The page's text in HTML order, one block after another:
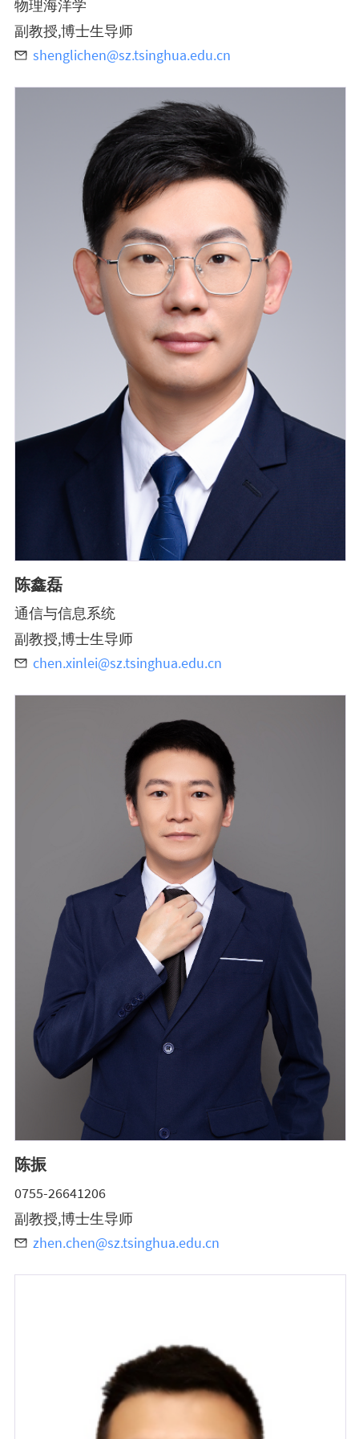
物理海洋学
副教授,博士生导师
shenglichen@sz.tsinghua.edu.cn
陈鑫磊
通信与信息系统
副教授,博士生导师
chen.xinlei@sz.tsinghua.edu.cn
陈振
0755-26641206
副教授,博士生导师
zhen.chen@sz.tsinghua.edu.cn